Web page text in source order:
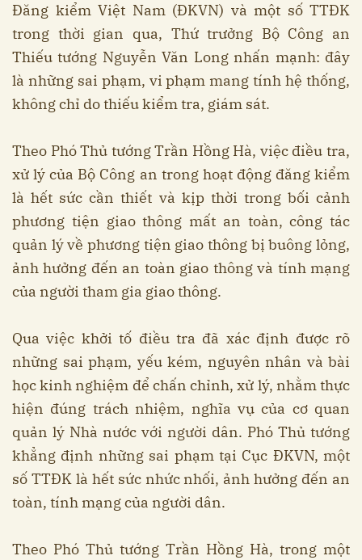
Đăng kiểm Việt Nam (ĐKVN) và một số TTĐK
trong thời gian qua, Thứ trưởng Bộ Công an
Thiếu tướng Nguyễn Văn Long nhấn mạnh: đây
là những sai phạm, vi phạm mang tính hệ thống,
không chỉ do thiếu kiểm tra, giám sát.
Theo Phó Thủ tướng Trần Hồng Hà, việc điều tra,
xử lý của Bộ Công an trong hoạt động đăng kiểm
là hết sức cần thiết và kịp thời trong bối cảnh
phương tiện giao thông mất an toàn, công tác
quản lý về phương tiện giao thông bị buông lỏng,
ảnh hưởng đến an toàn giao thông và tính mạng
của người tham gia giao thông.
Qua việc khởi tố điều tra đã xác định được rõ
những sai phạm, yếu kém, nguyên nhân và bài
học kinh nghiệm để chấn chỉnh, xử lý, nhằm thực
hiện đúng trách nhiệm, nghĩa vụ của cơ quan
quản lý Nhà nước với người dân. Phó Thủ tướng
khẳng định những sai phạm tại Cục ĐKVN, một
số TTĐK là hết sức nhức nhối, ảnh hưởng đến an
toàn, tính mạng của người dân.
Theo Phó Thủ tướng Trần Hồng Hà, trong một